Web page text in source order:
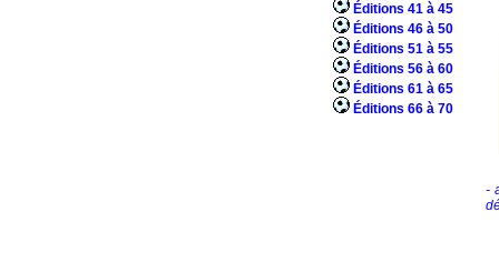
Éditions 41 à 45
Éditions 46 à 50
Éditions 51 à 55
Éditions 56 à 60
Éditions 61 à 65
Éditions 66 à 70
-